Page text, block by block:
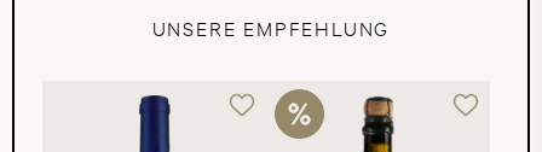
UNSERE EMPFEHLUNG